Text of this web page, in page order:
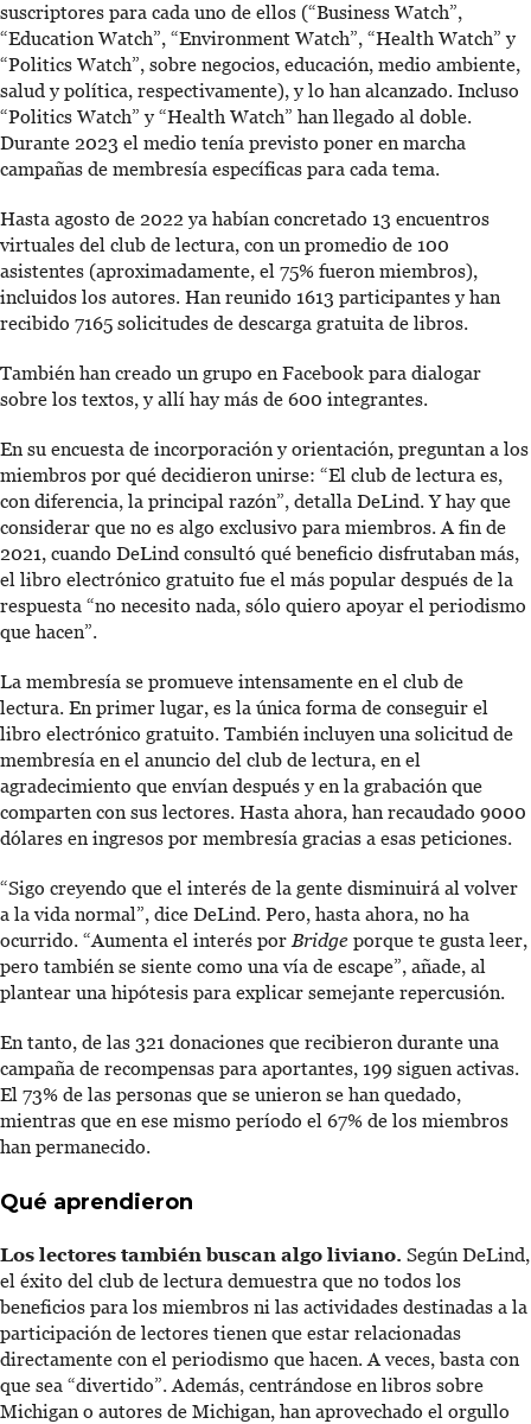
suscriptores para cada uno de ellos (“Business Watch”,
“Education Watch”, “Environment Watch”, “Health Watch” y
“Politics Watch”, sobre negocios, educación, medio ambiente,
salud y política, respectivamente), y lo han alcanzado. Incluso
“Politics Watch” y “Health Watch” han llegado al doble.
Durante 2023 el medio tenía previsto poner en marcha
campañas de membresía específicas para cada tema.
Hasta agosto de 2022 ya habían concretado 13 encuentros
virtuales del club de lectura, con un promedio de 100
asistentes (aproximadamente, el 75% fueron miembros),
incluidos los autores. Han reunido 1613 participantes y han
recibido 7165 solicitudes de descarga gratuita de libros.
También han creado un grupo en Facebook para dialogar
sobre los textos, y allí hay más de 600 integrantes.
En su encuesta de incorporación y orientación, preguntan a los
miembros por qué decidieron unirse: “El club de lectura es,
con diferencia, la principal razón”, detalla DeLind. Y hay que
considerar que no es algo exclusivo para miembros. A fin de
2021, cuando DeLind consultó qué beneficio disfrutaban más,
el libro electrónico gratuito fue el más popular después de la
respuesta “no necesito nada, sólo quiero apoyar el periodismo
que hacen”.
La membresía se promueve intensamente en el club de
lectura. En primer lugar, es la única forma de conseguir el
libro electrónico gratuito. También incluyen una solicitud de
membresía en el anuncio del club de lectura, en el
agradecimiento que envían después y en la grabación que
comparten con sus lectores. Hasta ahora, han recaudado 9000
dólares en ingresos por membresía gracias a esas peticiones.
“Sigo creyendo que el interés de la gente disminuirá al volver
a la vida normal”, dice DeLind. Pero, hasta ahora, no ha
ocurrido. “Aumenta el interés porBridge porque te gusta leer,
pero también se siente como una vía de escape”, añade, al
plantear una hipótesis para explicar semejante repercusión.
En tanto, de las 321 donaciones que recibieron durante una
campaña de recompensas para aportantes, 199 siguen activas.
El 73% de las personas que se unieron se han quedado,
mientras que en ese mismo período el 67% de los miembros
han permanecido.
Qué aprendieron
Los lectores también buscan algo liviano. Según DeLind,
el éxito del club de lectura demuestra que no todos los
beneficios para los miembros ni las actividades destinadas a la
participación de lectores tienen que estar relacionadas
directamente con el periodismo que hacen. A veces, basta con
que sea “divertido”. Además, centrándose en libros sobre
Michigan o autores de Michigan, han aprovechado el orgullo